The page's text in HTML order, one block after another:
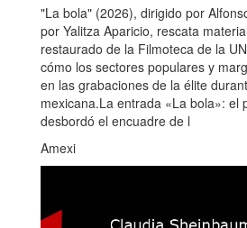
"La bola" (2026), dirigido por
por Yalitza Aparicio, rescata
restaurado de la Filmoteca de la
cómo los sectores populares y
en las grabaciones de la élite
mexicana.La entrada «La bola»: el
desbordó el encuadre de l
Amexi